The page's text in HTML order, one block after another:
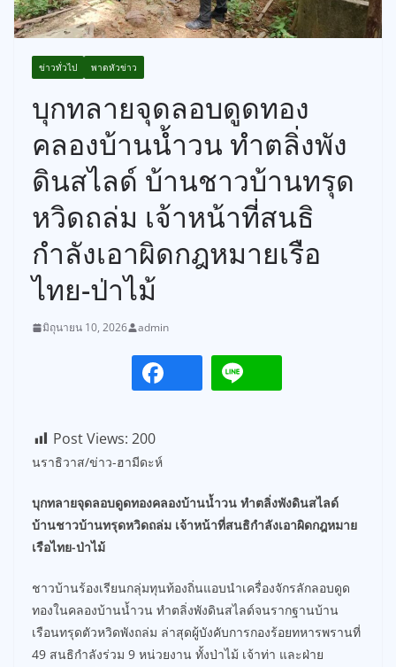
ข่าวทั่วไป พาดหัวข่าว
บุกทลายจุดลอบดูดทอง
คลองบ้านน้ำวน ทำตลิ่งพัง
ดินสไลด์ บ้านชาวบ้านทรุด
หวิดถล่ม เจ้าหน้าที่สนธิ
กำลังเอาผิดกฎหมายเรือ
ไทย-ป่าไม้
มิถุนายน 10, 2026 admin
Post Views: 200
นราธิวาส/ข่าว-ฮามีดะห์
บุกทลายจุดลอบดูดทองคลองบ้านน้ำวน ทำตลิ่งพังดินสไลด์
บ้านชาวบ้านทรุดหวิดถล่ม เจ้าหน้าที่สนธิกำลังเอาผิดกฎหมาย
เรือไทย-ป่าไม้
ชาวบ้านร้องเรียนกลุ่มทุนท้องถิ่นแอบนำเครื่องจักรลักลอบดูด
ทองในคลองบ้านน้ำวน ทำตลิ่งพังดินสไลด์จนรากฐานบ้าน
เรือนทรุดตัวหวิดพังถล่ม ล่าสุดผู้บังคับการกองร้อยทหารพรานที่
49 สนธิกำลังร่วม 9 หน่วยงาน ทั้งป่าไม้ เจ้าท่า และฝ่าย